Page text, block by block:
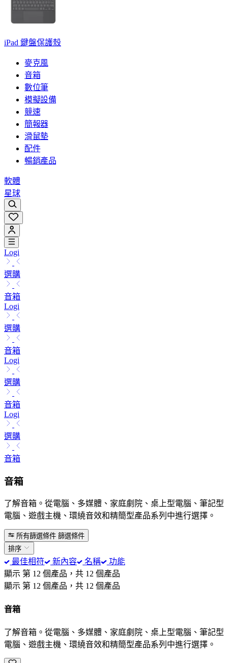
iPad 鍵盤保護殼
麥克風
音箱
數位筆
模擬設備
競速
簡報器
滑鼠墊
配件
暢銷產品
軟體
星球
Logi
選購
音箱
Logi
選購
音箱
Logi
選購
音箱
Logi
選購
音箱
音箱
了解音箱。從電腦、多媒體、家庭劇院、桌上型電腦、筆記型
電腦、遊戲主機、環繞音效和精簡型產品系列中進行選擇。
所有篩選條件 篩選條件
排序
最佳相符 新內容 名稱
功能
顯示 第 12 個產品，共 12 個產品
顯示 第 12 個產品，共 12 個產品
音箱
了解音箱。從電腦、多媒體、家庭劇院、桌上型電腦、筆記型
電腦、遊戲主機、環繞音效和精簡型產品系列中進行選擇。